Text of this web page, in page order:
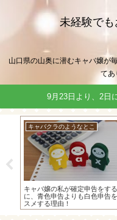
未経験でも
山口県の山奥に潜むキャバ嬢が
てあ
9月23日より、2日
キャバクラのようなとこ
水商売は全然関係無かった！キ
嬢の私が「楽天プレミアムカー
を最大利用可能枠の300万円で持
た方法教えます(´っ･ω･)っ